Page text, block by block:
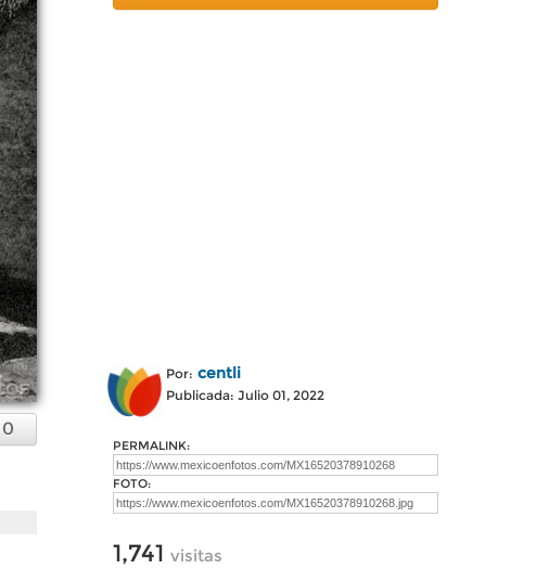
0
Por: centli
Publicada: Julio 01, 2022
PERMALINK:
FOTO:
1,741 visitas